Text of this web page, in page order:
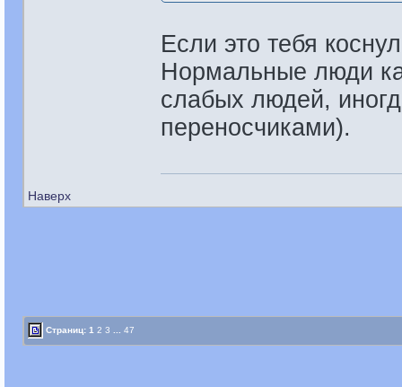
Если это тебя
Нормальные люди
слабых людей,
переносчиками).
Наверх
Страниц: 1 2 3 47